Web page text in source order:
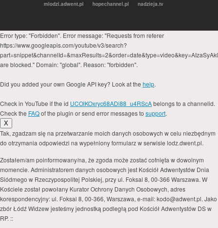
mlodzi.adwent.pl
hopechannel.pl nadzieja.tv
Error type: "Forbidden". Error message: "Requests from referer
https://www.googleapis.com/youtube/v3/search?
are blocked." Domain: "global". Reason: "forbidden".
Did you added your own Google API key? Look at the help.
Check in YouTube if the id UCOlKOxryc68ADi88_u4RScAbelongs to a channelid.
Check the FAQof the plugin or send error messages to support.
X
Tak, zgadzam się na przetwarzanie moich danych osobowych w celu niezbędnym
do otrzymania odpowiedzi na wypełniony formularz w serwisie lodz.dwent.pl.
Zostałem/am poinformowany/na, że zgoda może zostać cofnięta w dowolnym
momencie. Administratorem danych osobowych jest Kościół Adwentystów Dnia
Siódmego w Rzeczypospolitej Polskiej, przy ul. Foksal 8, 00-366 Warszawa. W
Kościele został powołany Kurator Ochrony Danych Osobowych, adres
korespondencyjny: ul. Foksal 8, 00-366, Warszawa, e-mail: kodo@adwent.pl. Jako
zbór Łódź Widzew jesteśmy jednostką podległą pod Kościół Adwentystów DS w
RP. ::